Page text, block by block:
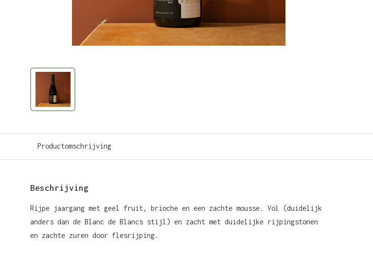
Productomschrijving
Beschrijving
Rijpe jaargang met geel fruit, brioche en een zachte mousse. Vol (duidelijk
anders dan de Blanc de Blancs stijl) en zacht met duidelijke rijpingstonen
en zachte zuren door flesrijping.